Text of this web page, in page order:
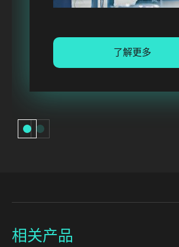
了解更多
相关产品